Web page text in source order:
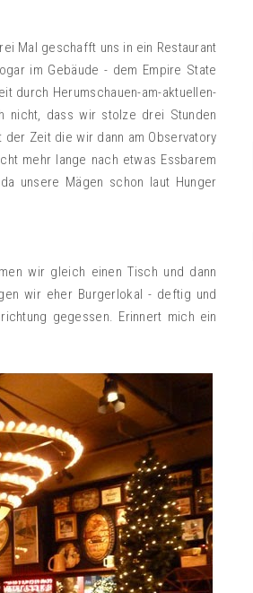
Mal geschafft uns in ein Restaurant
im Gebäude - dem Empire State
durch Herumschauen-am-aktuellen-
nicht, dass wir stolze drei Stunden
Zeit die wir dann am Observatory
mehr lange nach etwas Essbarem
unsere Mägen schon laut Hunger
wir gleich einen Tisch und dann
wir eher Burgerlokal - deftig und
gegessen. Erinnert mich ein